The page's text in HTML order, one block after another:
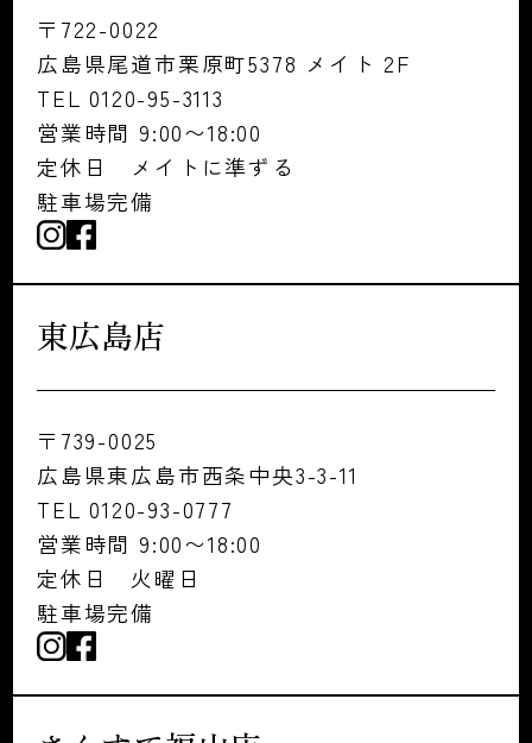
〒722-0022
広島県尾道市栗原町5378 メイト 2F
TEL 0120-95-3113
営業時間 9:00〜18:00
定休日 メイトに準ずる
駐車場完備
東広島店
〒739-0025
広島県東広島市西条中央3-3-11
TEL 0120-93-0777
営業時間 9:00〜18:00
定休日 火曜日
駐車場完備